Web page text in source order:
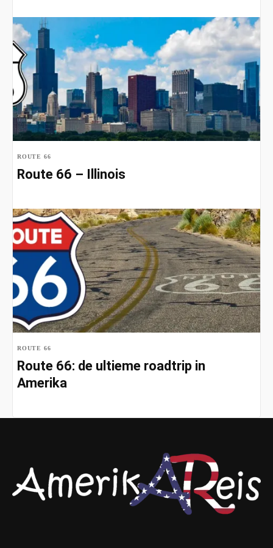
ROUTE 66
Route 66 – Illinois
ROUTE 66
Route 66: de ultieme roadtrip in
Amerika